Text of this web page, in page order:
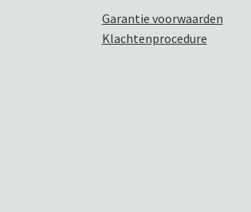
Garantie voorwaarden
Klachtenprocedure